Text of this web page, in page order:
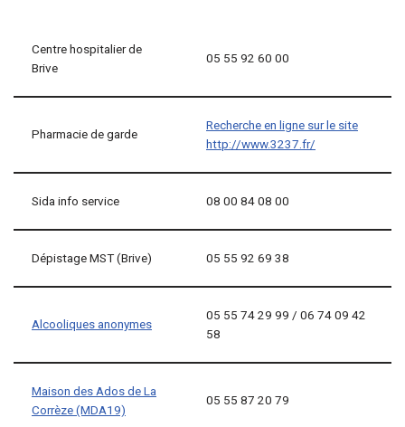
Centre hospitalier de
Brive
05 55 92 60 00
Pharmacie de garde
Recherche en ligne sur le site
http://www.3237.fr/
Sida info service 08 00 84 08 00
Dépistage MST (Brive) 05 55 92 69 38
Alcooliques anonymes
05 55 74 29 99 / 06 74 09 42
58
Maison des Ados de La
Corrèze (MDA19)
05 55 87 20 79